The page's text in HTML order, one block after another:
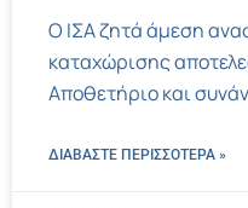
Ο ΙΣΑ ζητά άμεση
καταχώρισης
Αποθετήριο και
ΔΙΑΒΑΣΤΕ ΠΕΡΙΣΣΌΤΕΡΑ »